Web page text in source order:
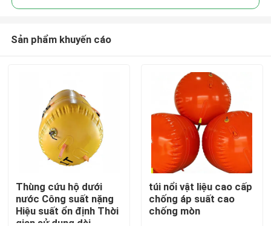
Sản phẩm khuyến cáo
Thùng cứu hộ dưới
nước Công suất nặng
Hiệu suất ổn định Thời
gian sử dụng dài
túi nổi vật liệu cao cấp
chống áp suất cao
chống mòn